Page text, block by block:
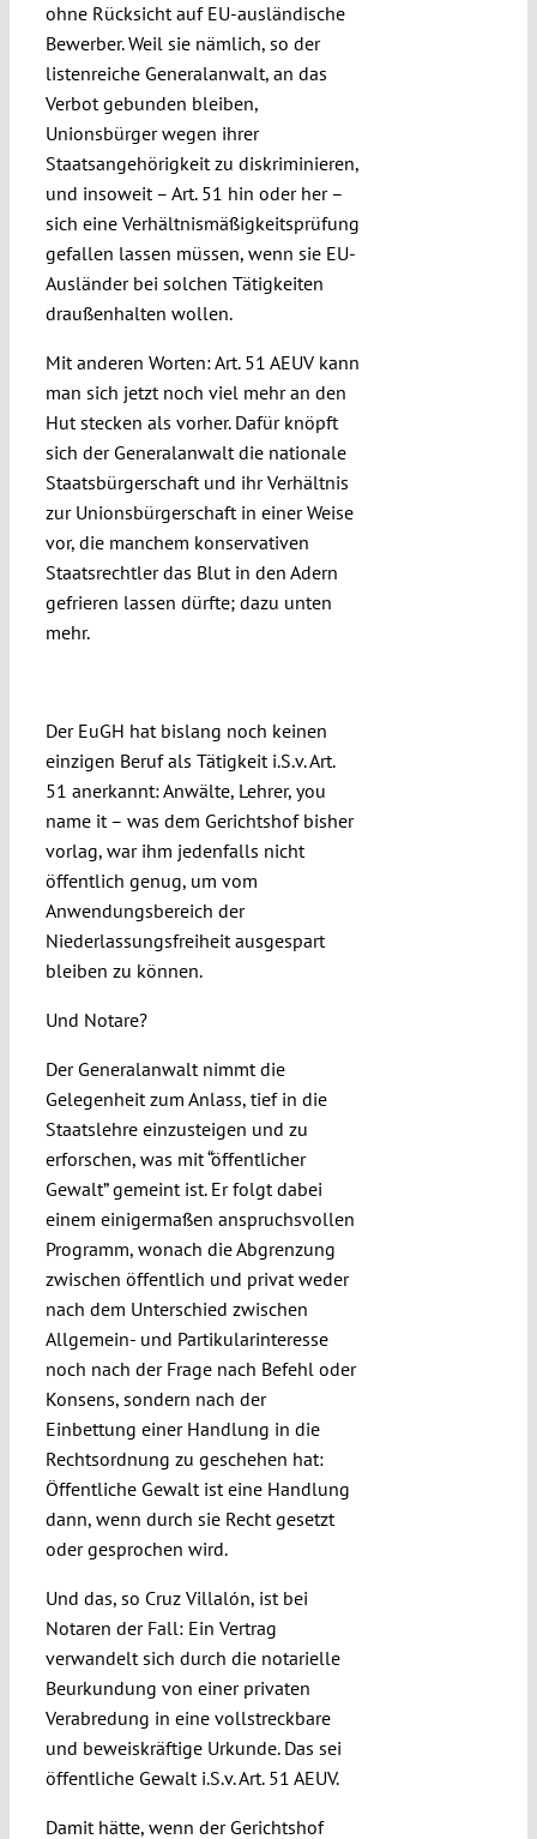
ohne Rücksicht auf EU-ausländische
Bewerber. Weil sie nämlich, so der
listenreiche Generalanwalt, an das
Verbot gebunden bleiben,
Unionsbürger wegen ihrer
Staatsangehörigkeit zu diskriminieren,
und insoweit – Art. 51 hin oder her –
sich eine Verhältnismäßigkeitsprüfung
gefallen lassen müssen, wenn sie EU-
Ausländer bei solchen Tätigkeiten
draußenhalten wollen.
Mit anderen Worten: Art. 51 AEUV kann
man sich jetzt noch viel mehr an den
Hut stecken als vorher. Dafür knöpft
sich der Generalanwalt die nationale
Staatsbürgerschaft und ihr Verhältnis
zur Unionsbürgerschaft in einer Weise
vor, die manchem konservativen
Staatsrechtler das Blut in den Adern
gefrieren lassen dürfte; dazu unten
mehr.
Der EuGH hat bislang noch keinen
einzigen Beruf als Tätigkeit i.S.v. Art.
51 anerkannt: Anwälte, Lehrer, you
name it – was dem Gerichtshof bisher
vorlag, war ihm jedenfalls nicht
öffentlich genug, um vom
Anwendungsbereich der
Niederlassungsfreiheit ausgespart
bleiben zu können.
Und Notare?
Der Generalanwalt nimmt die
Gelegenheit zum Anlass, tief in die
Staatslehre einzusteigen und zu
erforschen, was mit “öffentlicher
Gewalt” gemeint ist. Er folgt dabei
einem einigermaßen anspruchsvollen
Programm, wonach die Abgrenzung
zwischen öffentlich und privat weder
nach dem Unterschied zwischen
Allgemein- und Partikularinteresse
noch nach der Frage nach Befehl oder
Konsens, sondern nach der
Einbettung einer Handlung in die
Rechtsordnung zu geschehen hat:
Öffentliche Gewalt ist eine Handlung
dann, wenn durch sie Recht gesetzt
oder gesprochen wird.
Und das, so Cruz Villalón, ist bei
Notaren der Fall: Ein Vertrag
verwandelt sich durch die notarielle
Beurkundung von einer privaten
Verabredung in eine vollstreckbare
und beweiskräftige Urkunde. Das sei
öffentliche Gewalt i.S.v. Art. 51 AEUV.
Damit hätte, wenn der Gerichtshof